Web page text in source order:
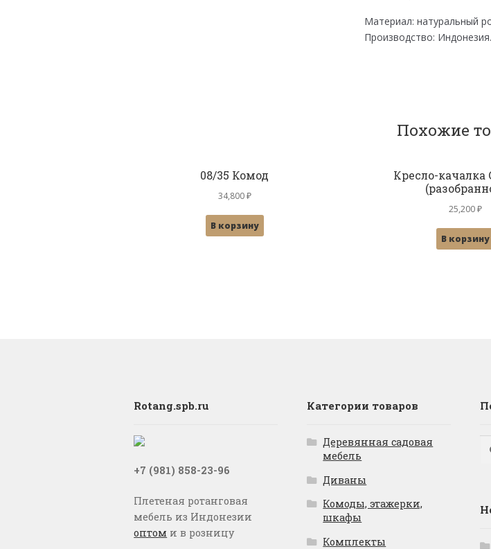
Материал: натуральный
Производство: Индонезия.
Похожие
08/35 Комод
34,800₽
В корзину
Кресло-качалка
25,200₽
В корзину
Rotang.spb.ru
+7 (981) 858-23-96
Плетеная ротанговая
мебель из Индонезии
оптом и в розницу
Категории товаров
Деревянная садовая
мебель
Диваны
Комоды, этажерки,
шкафы
Комплекты